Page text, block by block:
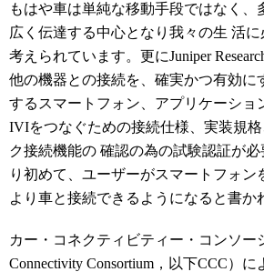
もはや車は単純な移動手段ではなく、
広く伝達する中心となり我々の生 活
考えられています。更にJuniper
他の機器との接続を、確実かつ有効に
するスマートフォン、アプリケーショ
IVIをつなぐための接続仕様、実装規
ク接続機能の 確認の為の試験認証が
り初めて、ユーザーがスマートフォン
より車と接続できるようになると書か
カー・コネクティビティー・コンソー
Connectivity Consortium，以下CCC）